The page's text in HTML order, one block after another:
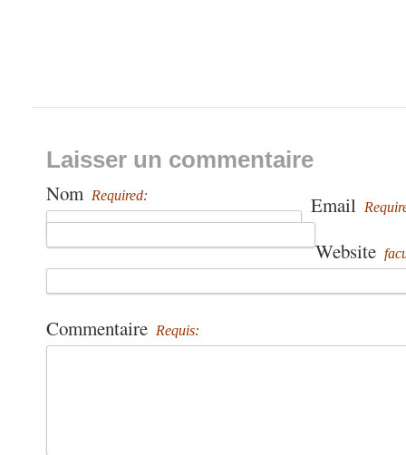
Laisser un commentaire
Nom Required: Email
Website
Commentaire Requis: